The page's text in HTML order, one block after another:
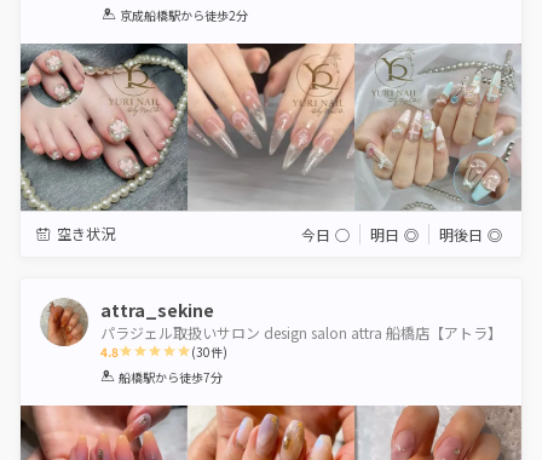
1 2 3 4 5
京成船橋駅から徒歩2分
空き状況 今日 ◯ 明日 ◎ 明後日 ◎
attra_sekine
パラジェル取扱いサロン design salon attra 船橋店【アトラ】
4.8
1 2 3 4 5
(30件)
船橋駅から徒歩7分